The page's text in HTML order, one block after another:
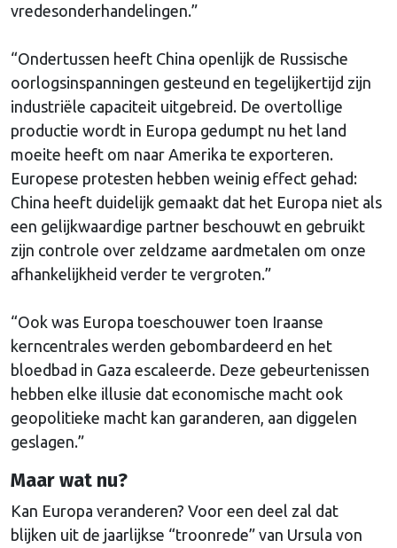
vredesonderhandelingen.”
“Ondertussen heeft China openlijk de Russische
oorlogsinspanningen gesteund en tegelijkertijd zijn
industriële capaciteit uitgebreid. De overtollige
productie wordt in Europa gedumpt nu het land
moeite heeft om naar Amerika te exporteren.
Europese protesten hebben weinig effect gehad:
China heeft duidelijk gemaakt dat het Europa niet als
een gelijkwaardige partner beschouwt en gebruikt
zijn controle over zeldzame aardmetalen om onze
afhankelijkheid verder te vergroten.”
“Ook was Europa toeschouwer toen Iraanse
kerncentrales werden gebombardeerd en het
bloedbad in Gaza escaleerde. Deze gebeurtenissen
hebben elke illusie dat economische macht ook
geopolitieke macht kan garanderen, aan diggelen
geslagen.”
Maar wat nu?
Kan Europa veranderen? Voor een deel zal dat
blijken uit de jaarlijkse “troonrede” van Ursula von